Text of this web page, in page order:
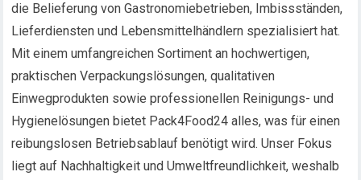
die Belieferung von Gastronomiebetrieben, Imbissständen,
Lieferdiensten und Lebensmittelhändlern spezialisiert hat.
Mit einem umfangreichen Sortiment an hochwertigen,
praktischen Verpackungslösungen, qualitativen
Einwegprodukten sowie professionellen Reinigungs- und
Hygienelösungen bietet Pack4Food24 alles, was für einen
reibungslosen Betriebsablauf benötigt wird. Unser Fokus
liegt auf Nachhaltigkeit und Umweltfreundlichkeit, weshalb